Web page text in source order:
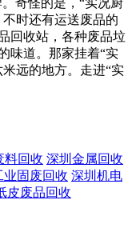
奇怪的是，“实况厨
时还有运送废品的
回收站，各种废品垃
味道。那家挂着“实
远的地方。走进“实
料回收 深圳金属回收
业固废回收 深圳机电
皮废品回收